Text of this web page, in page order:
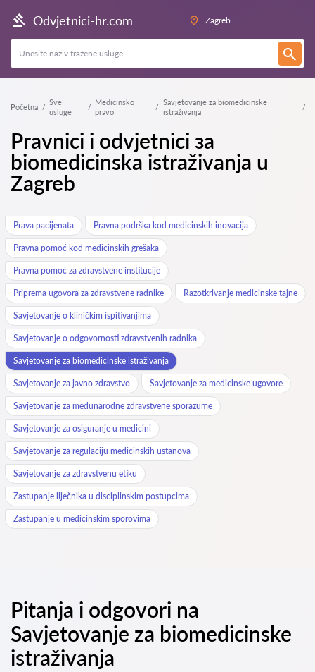
Odvjetnici-hr.com Zagreb
Početna
Sve
usluge
Medicinsko
pravo
Savjetovanje za biomedicinske
istraživanja
Pravnici i odvjetnici за
biomedicinska istraživanja u
Zagreb
Prava pacijenata Pravna podrška kod medicinskih inovacija
Pravna pomoć kod medicinskih grešaka
Pravna pomoć za zdravstvene institucije
Priprema ugovora za zdravstvene radnike Razotkrivanje medicinske tajne
Savjetovanje o kliničkim ispitivanjima
Savjetovanje o odgovornosti zdravstvenih radnika
Savjetovanje za biomedicinske istraživanja
Savjetovanje za javno zdravstvo Savjetovanje za medicinske ugovore
Savjetovanje za međunarodne zdravstvene sporazume
Savjetovanje za osiguranje u medicini
Savjetovanje za regulaciju medicinskih ustanova
Savjetovanje za zdravstvenu etiku
Zastupanje liječnika u disciplinskim postupcima
Zastupanje u medicinskim sporovima
Pitanja i odgovori na
Savjetovanje za biomedicinske
istraživanja